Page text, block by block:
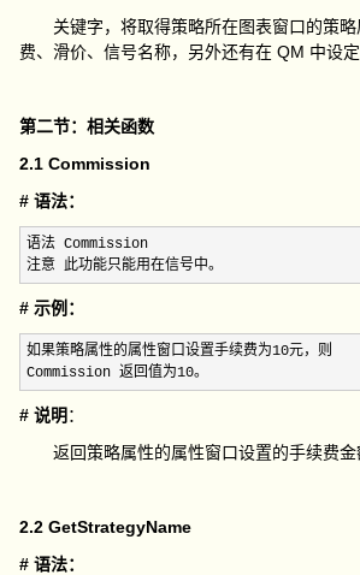
关键字，将取得策略所在图表窗口的策略
费、滑价、信号名称，另外还有在 QM 中设定
第二节：相关函数
2.1 Commission
# 语法：
语法 Commission
注意 此功能只能用在信号中。
# 示例：
如果策略属性的属性窗口设置手续费为10元，则
Commission 返回值为10。
# 说明 ：
返回策略属性的属性窗口设置的手续费金
2.2 GetStrategyName
# 语法：